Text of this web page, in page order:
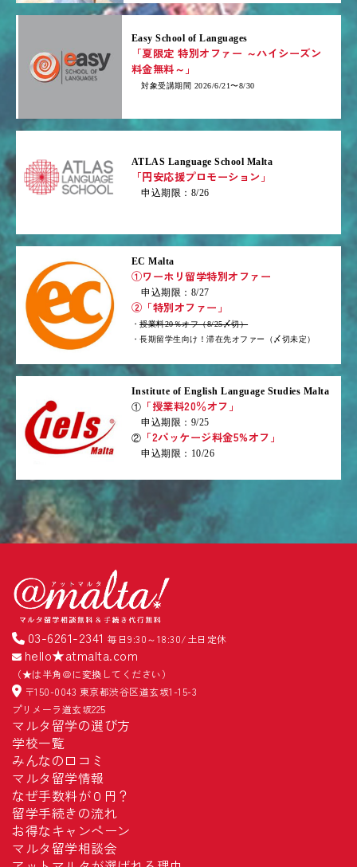
Easy School of Languages
「夏限定 特別オファー ～ハイシーズン
料金無料～」
対象受講期間 2026/6/21〜8/30
ATLAS Language School Malta
「円安応援プロモーション」
申込期限：8/26
EC Malta
①ワーホリ留学特別オファー
申込期限：8/27
②「特別オファー」
・授業料20％オフ（8/25〆切）
・長期留学生向け！滞在先オファー（〆切未定）
Institute of English Language Studies Malta
① 「授業料20％オフ」
申込期限：9/25
② 「2パッケージ料金5%オフ」
申込期限：10/26
03-6261-2341 毎日9:30～18:30/土日定休
hello★atmalta.com
（★は半角＠に変換してください）
〒150-0043 東京都渋谷区道玄坂1-15-3
プリメーラ道玄坂225
マルタ留学の選び方
学校一覧
みんなの口コミ
マルタ留学情報
なぜ手数料が０円？
留学手続きの流れ
お得なキャンペーン
マルタ留学相談会